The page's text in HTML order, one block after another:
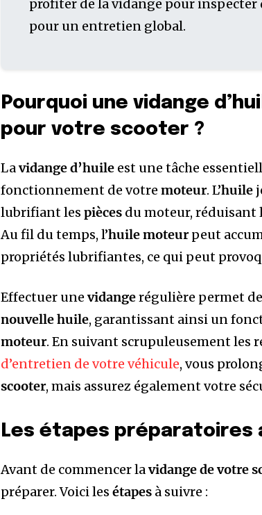
profiter de la vidange pour inspecter
pour un entretien global.
Pourquoi une vidange
pour votre scooter ?
Lavidange d’huile est une tâche
fonctionnement de votremoteur. L’huile
lubrifiant lespièces du moteur, réduisant
Au fil du temps, l’huile moteurpeut
propriétés lubrifiantes, ce qui peut
Effectuer unevidangerégulière permet
nouvelle huile, garantissant ainsi un
moteur. En suivant scrupuleusement les
d’entretien de votre véhicule, vous
scooter, mais assurez également votre
Les étapes préparatoires
Avant de commencer lavidange de votre
préparer. Voici lesétapes à suivre :